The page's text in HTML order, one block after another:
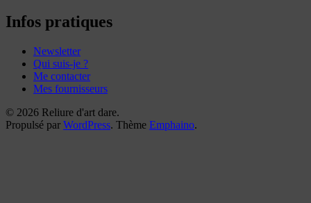
reliures
Infos pratiques
Newsletter
Qui suis-je ?
Me contacter
Mes fournisseurs
© 2026 Reliure d'art dare.
Propulsé par WordPress. Thème Emphaino.